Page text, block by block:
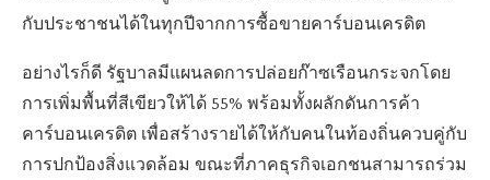
กับประชาชนได้ในทุกปีจากการซื้อขายคาร์บอนเครดิต
อย่างไรก็ดี รัฐบาลมีแผนลดการปล่อยก๊าซเรือนกระจกโดย
การเพิ่มพื้นที่สีเขียวให้ได้ 55% พร้อมทั้งผลักดันการค้า
คาร์บอนเครดิต เพื่อสร้างรายได้ให้กับคนในท้องถิ่นควบคู่กับ
การปกป้องสิ่งแวดล้อม ขณะที่ภาคธุรกิจเอกชนสามารถร่วม